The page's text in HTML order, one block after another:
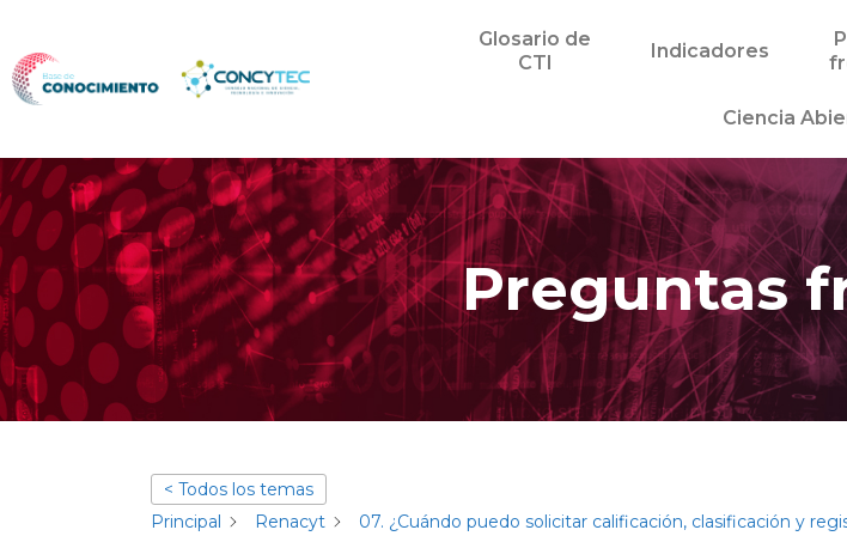
Glosario de
CTI
Indicadores
Ciencia
Preguntas
< Todos los temas
Principal
Renacyt 07. ¿Cuándo puedo solicitar calificación, clasificación y